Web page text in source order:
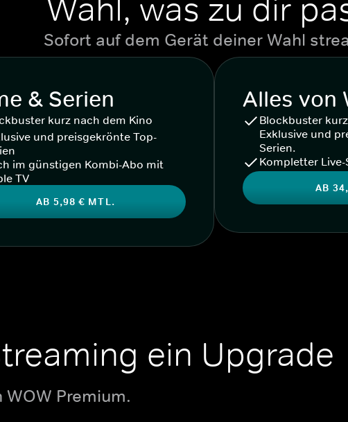
Wähl, was zu dir
Sofort auf dem Gerät deiner Wahl
& Serien
kurz nach dem Kino
und preisgekrönte Top-
im günstigen Kombi-Abo mit
TV
AB 5,98 € MTL.
Alles von
Blockbuster
Exklusive und
Serien.
Kompletter
AB
ein Upgrade
Premium.